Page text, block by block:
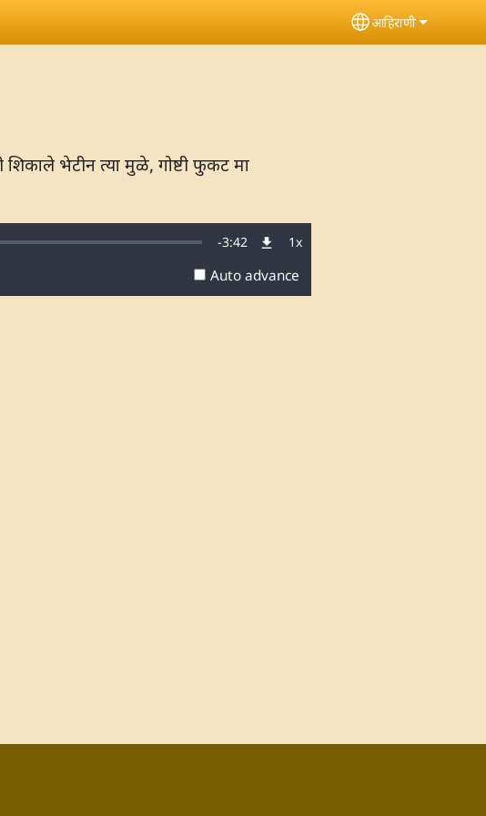
Select your
आहिराणी
भेटीन त्या मुळे, गोष्टी फुकट मा
Remaining
Time
-3:42 1xPlayback
Auto advance